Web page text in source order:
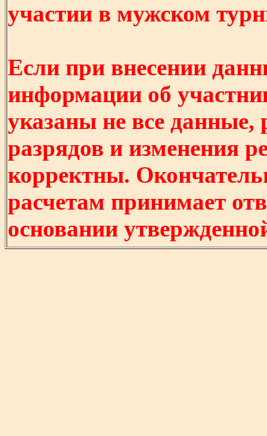
участии в мужском
Если при внесении
информации об
указаны не все
разрядов и изменения
корректны.
расчетам принимает
основании